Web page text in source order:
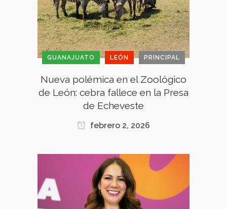
GUANAJUATO LEÓN PRINCIPAL
Nueva polémica en el Zoológico
de León: cebra fallece en la Presa
de Echeveste
febrero 2, 2026